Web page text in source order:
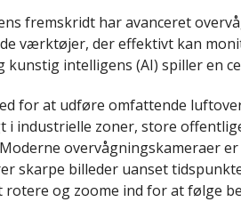
fremskridt har avanceret
værktøjer, der effektivt kan
kunstig intelligens (AI) spiller en
for at udføre omfattende
i industrielle zoner, store
overvågningskameraer
skarpe billeder uanset
rotere og zoome ind for at følge